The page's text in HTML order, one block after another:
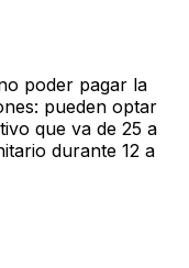
poder pagar la
pueden optar
que va de 25 a
durante 12 a